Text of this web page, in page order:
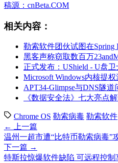
稿源： cnBeta.COM
相关内容：
勒索软件团伙试图在Spring
黑客声称窃取数百万
正式发布：UShield - U盘
Microsoft Windows内核提
APT34-Glimpse与DNS隧道
《数据安全法》七大亮点
Chrome OS 勒索病毒 勒索软件
← 上一篇
温州一超市遭“比特币勒索病毒”
下一篇 →
特斯拉惊爆软件缺陷 可远程控